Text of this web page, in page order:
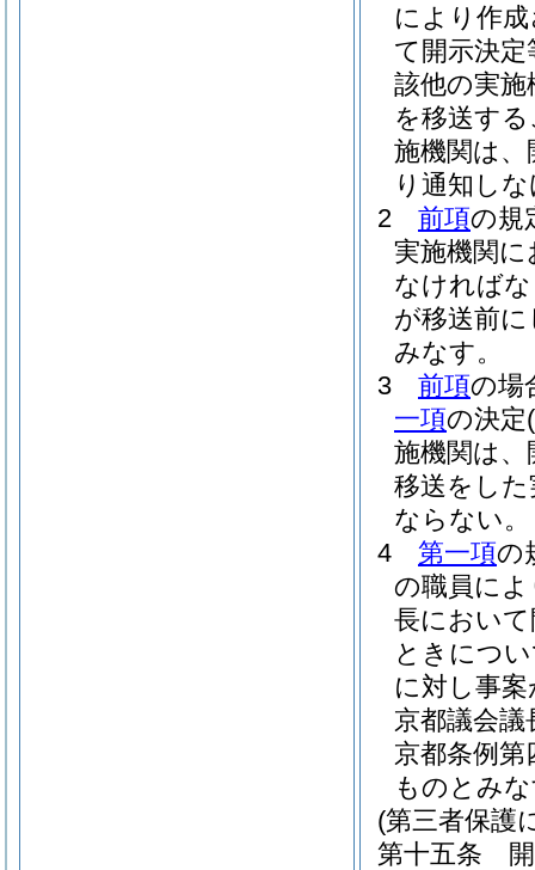
により作
て開示決
該他の実施
を移送す
施機関は
り通知し
2
前項の規
実施機関
なければ
が移送前
みなす。
3
前項の場
一項の決定
施機関は
移送をし
ならない。
4
第一項の
の職員に
長におい
ときにつ
に対し事
京都議会議
京都条例第
ものとみ
(第三者保護
第十五条